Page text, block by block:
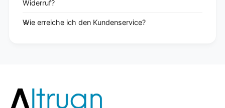
Widerruf?
Wie erreiche ich den Kundenservice?